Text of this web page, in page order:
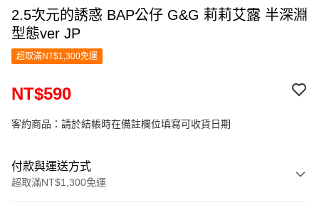
2.5次元的誘惑 BAP公仔 G&G 莉莉艾露 半深淵
型態ver JP
超取滿NT$1,300免運
NT$590
客約商品：請於結帳時在備註欄位填寫可收貨日期
付款與運送方式
超取滿NT$1,300免運